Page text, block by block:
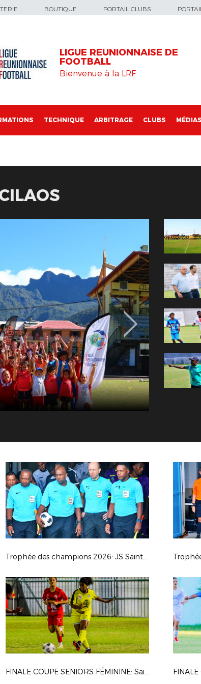
BOUTIQUE PORTAIL CLUBS
LIGUE REUNIONNAISE DE
FOOTBALL
Bienvenue à la LRF
TECHNIQUE ARBITRAGE CLUBS MÉDIAS
Trophée des champions 2026: JS Saint Pierroise - AS Jeanne D'Arc
FINALE COUPE SENIORS FÉMININE: Saint Pauloise FC - Saint Denis FC